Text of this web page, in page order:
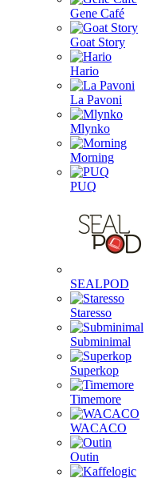
Gene Café
Goat Story
Hario
La Pavoni
Mlynko
Morning
PUQ
SEALPOD
Staresso
Subminimal
Superkop
Timemore
WACACO
Outin